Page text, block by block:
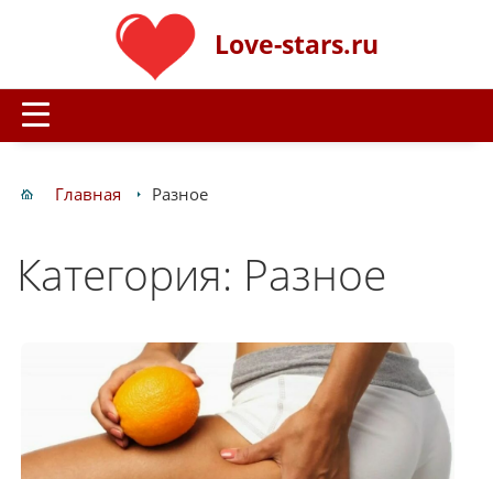
Love-stars.ru
Главная Разное
Категория: Разное